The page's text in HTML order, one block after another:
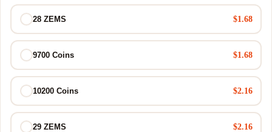
28 ZEMS $1.68
9700 Coins $1.68
10200 Coins $2.16
29 ZEMS $2.16